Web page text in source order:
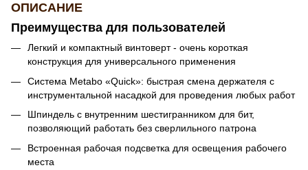
ОПИСАНИЕ
Преимущества для пользователей
Легкий и компактный винтоверт - очень короткая
конструкция для универсального применения
Система Metabo «Quick»: быстрая смена держателя с
инструментальной насадкой для проведения любых работ
Шпиндель с внутренним шестигранником для бит,
позволяющий работать без сверлильного патрона
Встроенная рабочая подсветка для освещения рабочего
места